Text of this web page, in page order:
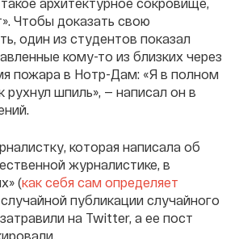
Чтобы доказать свою
один из студентов показал
кому-то из близких через
пожара в Нотр-Дам: «Я в полном
рухнул шпиль», — написал он в
которая написала об
журналистике, в
(как себя сам определяет
публикации случайного
на Twitter, а ее пост